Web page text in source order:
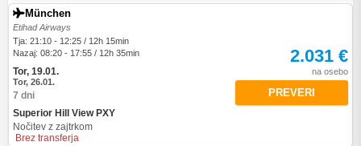
München
Etihad Airways
Tja: 21:10 - 12:25 / 12h 15min
Nazaj: 08:20 - 17:55 / 12h 35min
Tor, 19.01.
Tor, 26.01.
7 dni
Superior Hill View PXY
Nočitev z zajtrkom
Brez transferja
2.031 €
na osebo
PREVERI